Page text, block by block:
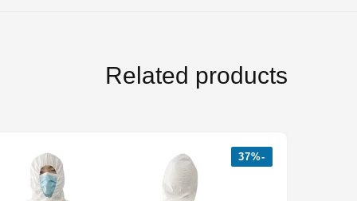
Related products
-37%